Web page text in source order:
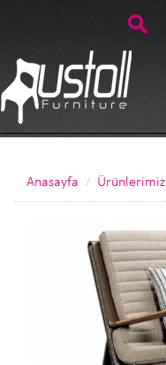
Anasayfa Ürünlerimiz